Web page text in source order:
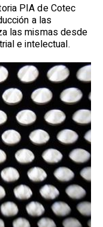
PIA de Cotec
a las
las mismas desde
e intelectual.